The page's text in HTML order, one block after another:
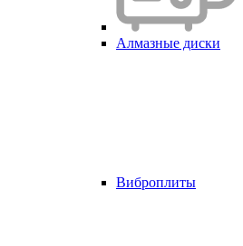
Алмазные диски
Виброплиты